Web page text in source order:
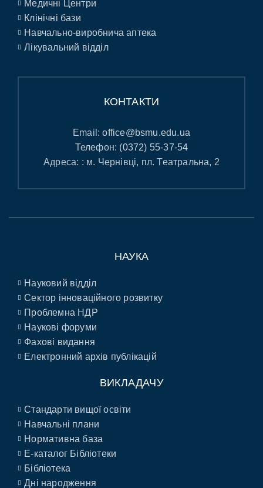
Медичні Центри
Клінічні бази
Навчально-виробнича аптека
Лікувальний відділ
КОНТАКТИ
Email:office@bsmu.edu.ua
Телефон: (0372) 55-37-54
Адреса: : м. Чернівці, пл. Театральна, 2
НАУКА
Науковий відділ
Сектор інноваційного розвитку
Проблемна НДР
Наукові форуми
Фахові видання
Електронний архів публікацій
ВИКЛАДАЧУ
Стандарти вищої освіти
Навчальні плани
Нормативна база
E-каталог Бібліотеки
Бібліотека
Дні народження